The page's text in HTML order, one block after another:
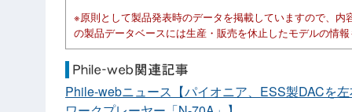
※原則として製品発表時のデータを掲載していますので、
の製品データベースには生産・販売を休止したモデルの情
Phile-webニュース【パイオニア、ESS製DACを